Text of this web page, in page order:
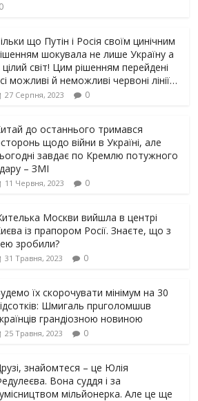
0
що Путін і Росія своїм цинічним
шoкyвaлa не лише Україну а
цілий світ! Цим рішенням перейдені
можливі й неможливі червоні лінії…
27 Серпня, 2023 0
до останнього тримався
щодо вiйни в Україні, але
завдає по Кремлю потужного
– ЗМІ
11 Червня, 2023 0
Москви вийшла в центрі
із прапором Росії. Знаєте, що з
зробили?
31 Травня, 2023 0
їх скорочувати мінімум на 30
Шмигаль прuголомшuв
грaндіoзнoю новиною
25 Травня, 2023 0
знайомтеся – це Юлія
Вона суддя і за
мільйонерка. Але це ще